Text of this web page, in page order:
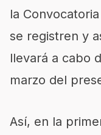
la
se registren y
llevará a cabo
marzo del
Así, en la